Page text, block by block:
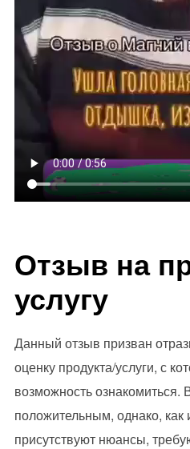
Отзыв на
услугу
Данный отзыв призван
оценку продукта/услуги, с
возможность
положительным, однако, как
присутствуют нюансы,